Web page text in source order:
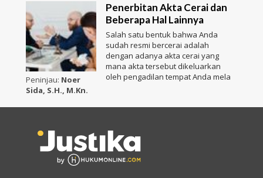
Peninjau: Noer
Sida, S.H., M.Kn.
Penerbitan Akta Cerai dan
Beberapa Hal Lainnya
Salah satu bentuk bahwa Anda
sudah resmi bercerai adalah
dengan adanya akta cerai yang
mana akta tersebut dikeluarkan
oleh pengadilan tempat Anda mela